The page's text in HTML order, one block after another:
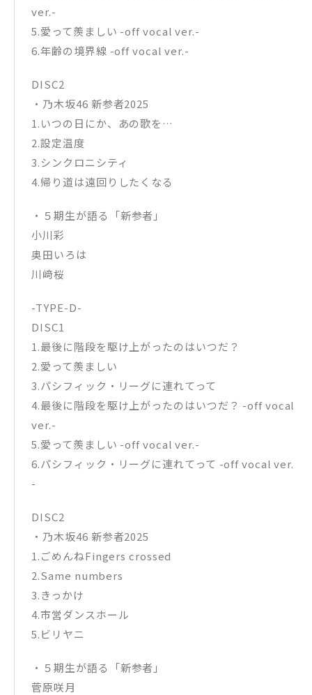
ver.-
5.愛って羨ましい -off vocal ver.-
6.年齢の境界線 -off vocal ver.-
DISC2
・乃木坂46 新参者2025
1.いつの日にか、あの歌を…
2.設定温度
3.シンクロニシティ
4.帰り道は遠回りしたくなる
・５期生が語る「新参者」
小川彩
奥田いろは
川﨑桜
-TYPE-D-
DISC1
1.最後に階段を駆け上がったのはいつだ？
2.愛って羨ましい
3.パシフィック・リーグに連れてって
4.最後に階段を駆け上がったのはいつだ？ -off vocal
ver.-
5.愛って羨ましい -off vocal ver.-
6.パシフィック・リーグに連れてって -off vocal ver.
-
DISC2
・乃木坂46 新参者2025
1.ごめんねFingers crossed
2.Same numbers
3.きっかけ
4.市営ダンスホール
5.ビリヤニ
・５期生が語る「新参者」
菅原咲月